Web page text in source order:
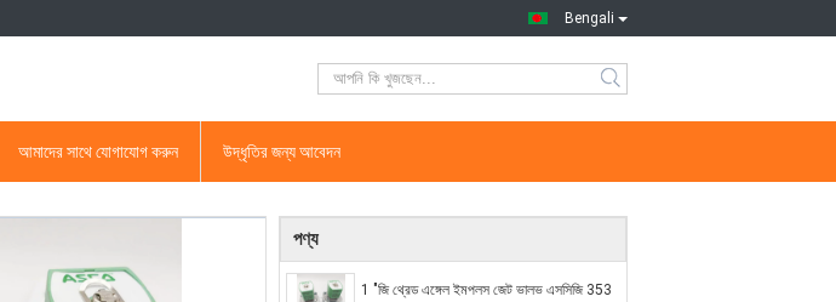
Bengali
আমাদের সাথে যোগাযোগ করুন উদ্ধৃতির জন্য আবেদন
পণ্য
1 "জি থ্রেড এঙ্গেল ইমপলস জেট ভালভ এসসিজি 353